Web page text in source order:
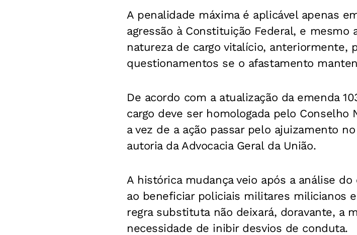
A penalidade máxima é aplicável apenas
agressão à Constituição Federal, e mesmo
natureza de cargo vitalício, anteriormente,
questionamentos se o afastamento
De acordo com a atualização da emenda
cargo deve ser homologada pelo Conselho
a vez de a ação passar pelo ajuizamento
autoria da Advocacia Geral da União.
A histórica mudança veio após a análise
ao beneficiar policiais militares milicianos
regra substituta não deixará, doravante, a
necessidade de inibir desvios de conduta.